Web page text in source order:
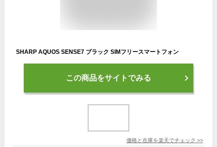
SHARP AQUOS SENSE7 ブラック SIMフリースマートフォン
この商品をサイトでみる
価格と在庫を楽天でチェック >>